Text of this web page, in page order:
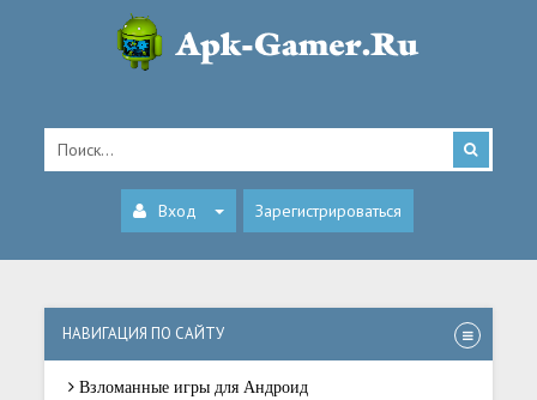
Вход Зарегистрироваться
НАВИГАЦИЯ ПО САЙТУ
Взломанные игры для Андроид